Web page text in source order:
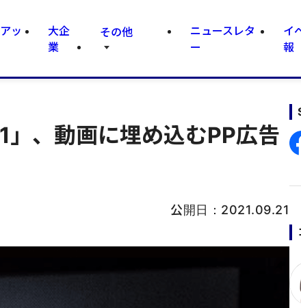
ッ
大企
業
その他
ニュースレタ
ー
イ
報
、動画に埋め込むPP広告
公開日： 2021.09.21